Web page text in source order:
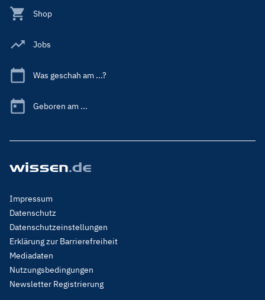
Shop
Jobs
Was geschah am ...?
Geboren am ...
Footer
Menu
Legal
Impressum
Datenschutz
Datenschutzeinstellungen
Erklärung zur Barrierefreiheit
Mediadaten
Nutzungsbedingungen
Newsletter Registrierung